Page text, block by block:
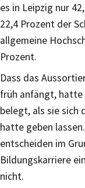
es in Leipzig nur
22,4 Prozent der
allgemeine
Prozent.
Dass das
früh anfängt, hatte
belegt, als sie sich
hatte geben
entscheiden im
Bildungskarriere
nicht.